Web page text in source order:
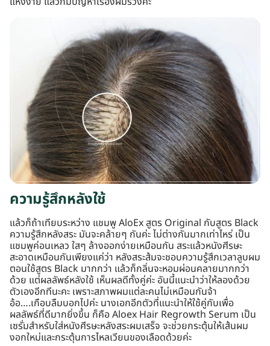
ความรู้สึกหลังใช้
แล้วก็ถ้าเทียบระหว่าง แชมพู AloEx สูตร Original กับสูตร Black
ความรู้สึกหลังสระ มันจะคล้ายๆ กันค่ะ ไม่ต่างกันมากเท่าไหร่ เป็น
แชมพูค่อนเหลว ใสๆ ล้างออกง่ายเหมือนกัน สระแล้วหนังศีรษะ
สะอาดเหมือนกันเพียงแค่ว่า หลังสระส้มจะชอบความรู้สึกเวลาลูบผม
ตอนใช้สูตร Black มากกว่า แล้วก็กลิ่นจะหอมผ่อนคลายมากกว่า
ด้วย แต่ผลลัพธ์หลังใช้ เห็นผลดีทั้งคู่ค่ะ อันนี้แนะนำว่าให้ลองด้วย
ตัวเองอีกทีนะคะ เพราะสภาพผมแต่ละคนไม่เหมือนกันจ้า
อ้อ….เกือบลืมบอกไปค่ะ นางเอกอีกตัวที่แนะนำให้ใช้คู่กับเพื่อ
ผลลัพธ์ที่ดีมากยิ่งขึ้น ก็คือ Aloex Hair Regrowth Serum เป็น
เซรั่มสำหรับใส่หนังศีรษะหลังสระผมเสร็จ จะช่วยกระตุ้นให้เส้นผม
งอกใหม่และกระตุ้นการไหลเวียนของเลือดด้วยค่ะ